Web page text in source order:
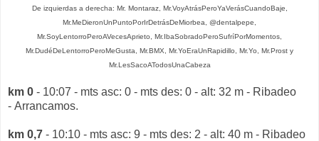
De izquierdas a derecha: Mr. Montaraz, Mr.VoyAtrásPeroYaVerásCuandoBaje,
Mr.MeDieronUnPuntoPorIrDetrásDeMiorbea, @dentalpepe,
Mr.SoyLentorroPeroAVecesAprieto, Mr.IbaSobradoPeroSufríPorMomentos,
Mr.DudéDeLentorroPeroMeGusta, Mr.BMX, Mr.YoEraUnRapidillo, Mr.Yo, Mr.Prost y
Mr.LesSacoATodosUnaCabeza
km 0 - 10:07 - mts asc: 0 - mts des: 0 - alt: 32 m - Ribadeo
- Arrancamos.
km 0,7 - 10:10 - mts asc: 9 - mts des: 2 - alt: 40 m - Ribadeo